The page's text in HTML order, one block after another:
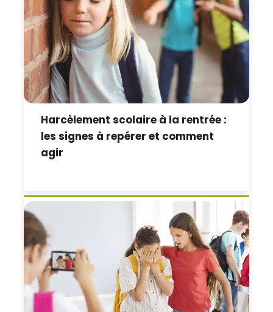
Harcèlement scolaire à la rentrée :
les signes à repérer et comment
agir